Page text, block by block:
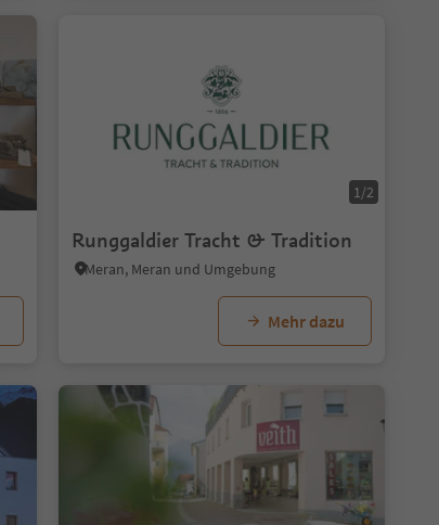
1/2
Runggaldier Tracht & Tradition
Meran, Meran und Umgebung
Mehr dazu